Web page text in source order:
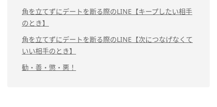
角を立てずにデートを断る際のLINE【キープしたい相手
のとき】
角を立てずにデートを断る際のLINE【次につなげなくて
いい相手のとき】
勧・善・懲・悪！